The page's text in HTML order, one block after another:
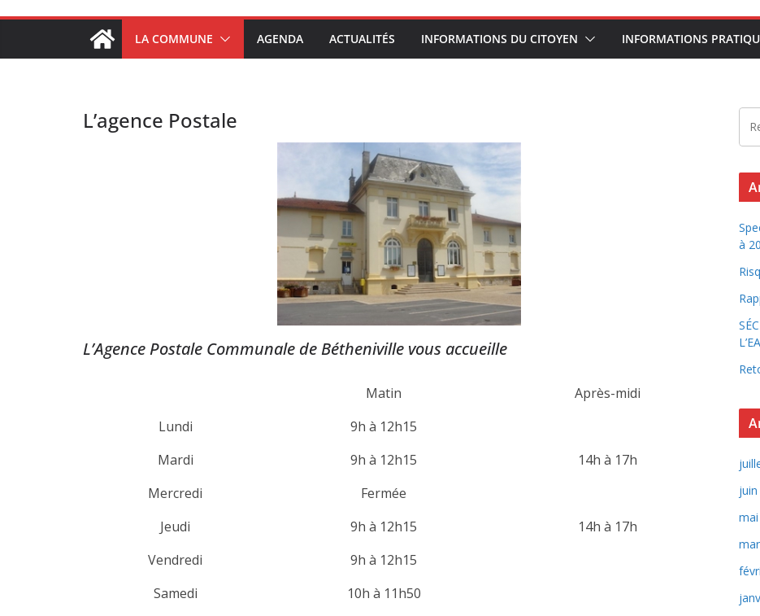
LA COMMUNE AGENDA ACTUALITÉS INFORMATIONS DU CITOYEN INFORMATIONS
L’agence Postale
L’Agence Postale Communale de Bétheniville vous accueille
Matin
Après-midi
Lundi
9h à 12h15
Mardi
9h à 12h15
14h à 17h
Mercredi
Fermée
Jeudi
9h à 12h15
14h à 17h
Vendredi
9h à 12h15
Samedi
10h à 11h50
à